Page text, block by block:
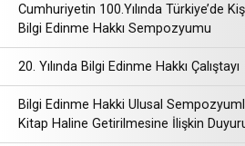
Cumhuriyetin 100.Yılında Türkiye’de
Bilgi Edinme Hakkı Sempozyumu
20. Yılında Bilgi Edinme Hakkı Çalıştayı
Bilgi Edinme Hakki Ulusal
Kitap Haline Getirilmesine İlişkin